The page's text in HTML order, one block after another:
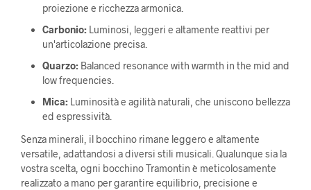
proiezione e ricchezza armonica.
Carbonio:Luminosi, leggeri e altamente reattivi per
un'articolazione precisa.
Quarzo:Balanced resonance with warmth in the mid and
low frequencies.
Mica:Luminosità e agilità naturali, che uniscono bellezza
ed espressività.
Senza minerali, il bocchino rimane leggero e altamente
versatile, adattandosi a diversi stili musicali. Qualunque sia la
vostra scelta, ogni bocchino Tramontin è meticolosamente
realizzato a mano per garantire equilibrio, precisione e